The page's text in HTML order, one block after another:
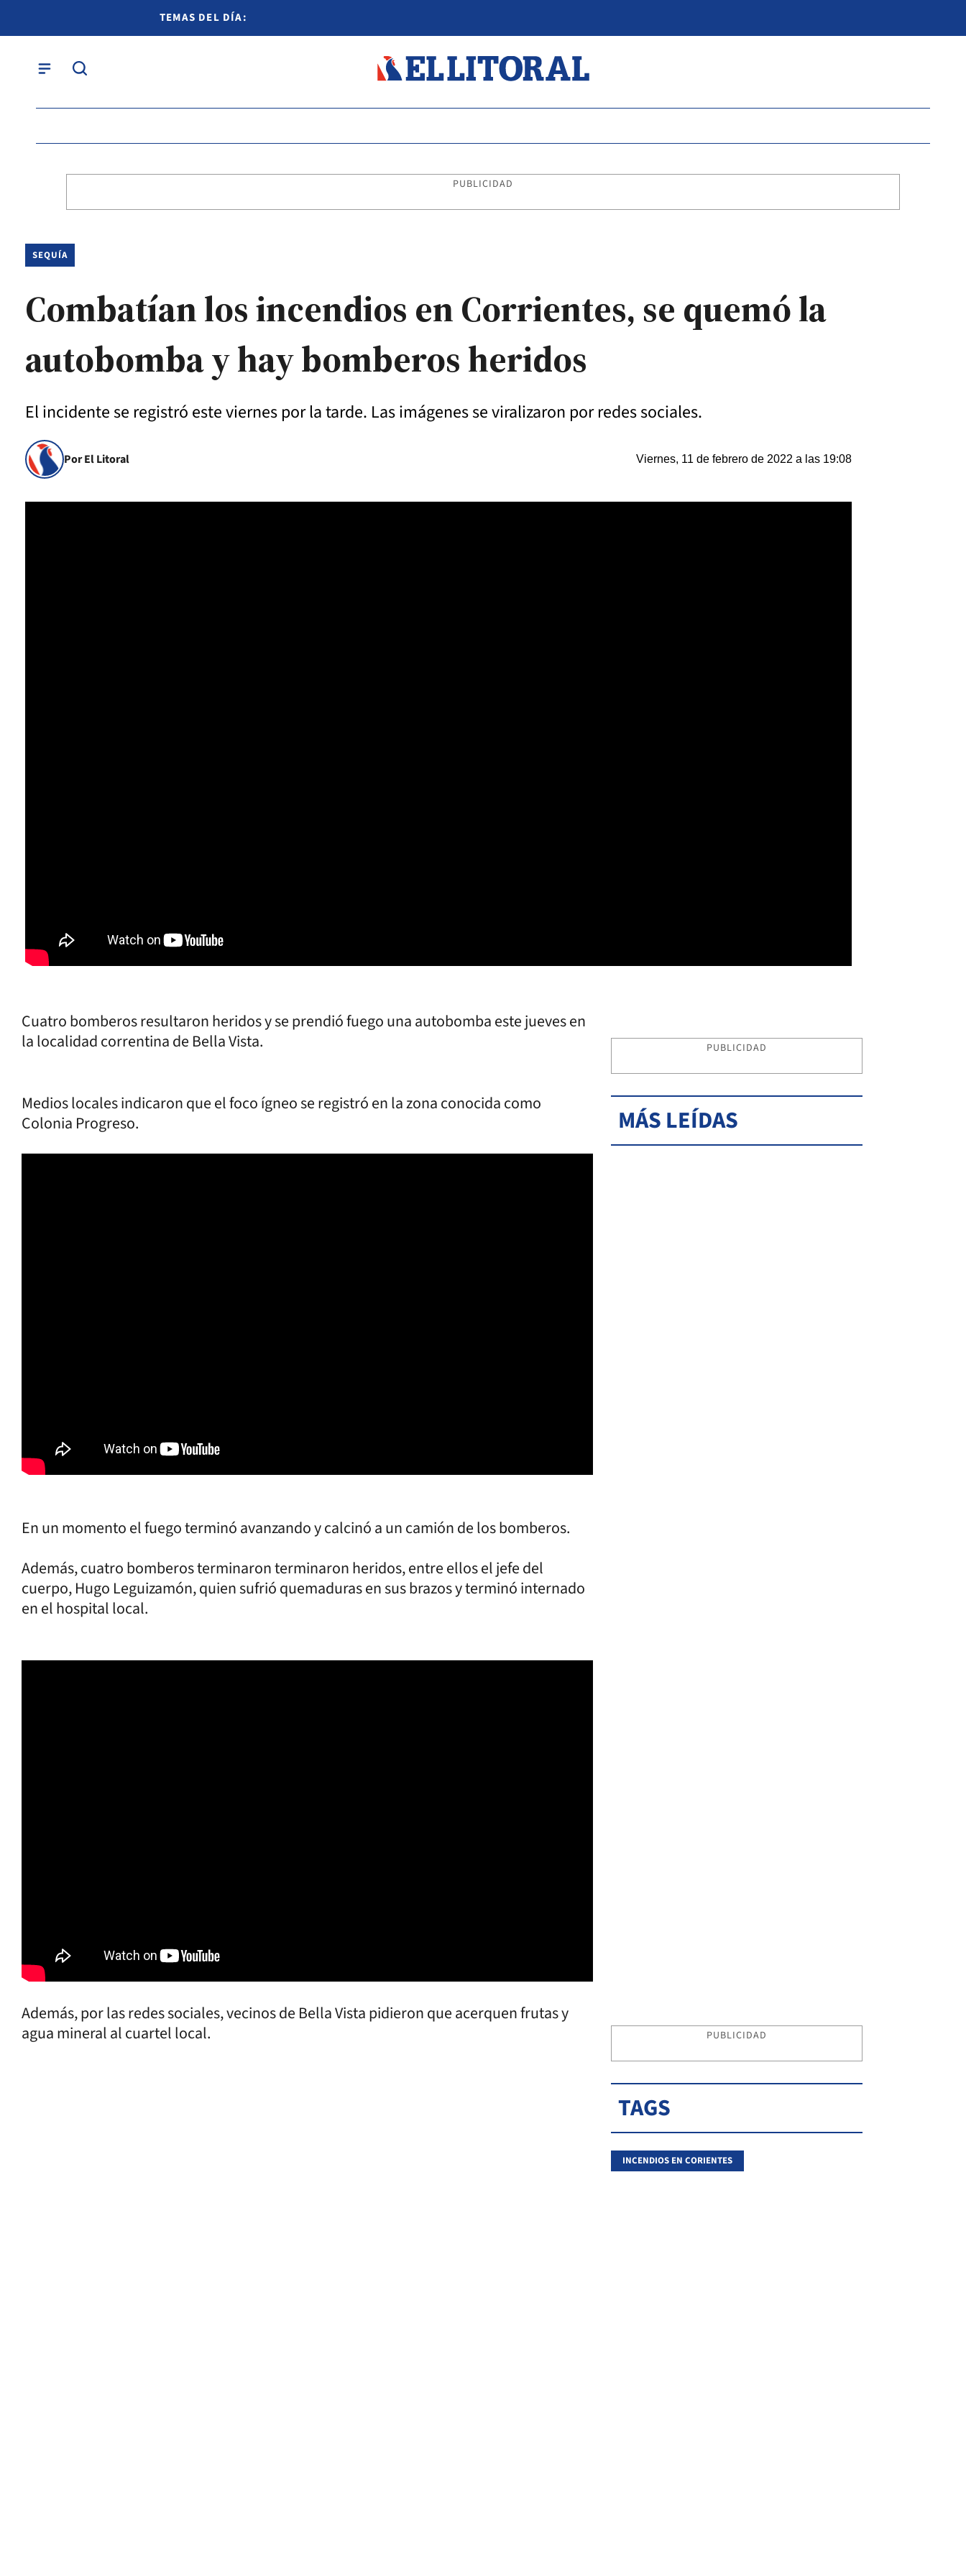
TEMAS DEL DÍA:
PUBLICIDAD
SEQUÍA
Combatían los incendios en Corrientes, se quemó la
autobomba y hay bomberos heridos
El incidente se registró este viernes por la tarde. Las imágenes se viralizaron por redes sociales.
Por El Litoral Viernes, 11 de febrero de 2022 a las 19:08
Cuatro bomberos resultaron heridos y se prendió fuego una autobomba este jueves en
la localidad correntina de Bella Vista.
Medios locales indicaron que el foco ígneo se registró en la zona conocida como
Colonia Progreso.
En un momento el fuego terminó avanzando y calcinó a un camión de los bomberos.
Además, cuatro bomberos terminaron terminaron heridos, entre ellos el jefe del
cuerpo, Hugo Leguizamón, quien sufrió quemaduras en sus brazos y terminó internado
en el hospital local.
Además, por las redes sociales, vecinos de Bella Vista pidieron que acerquen frutas y
agua mineral al cuartel local.
PUBLICIDAD
MÁS LEÍDAS
PUBLICIDAD
TAGS
INCENDIOS EN CORIENTES